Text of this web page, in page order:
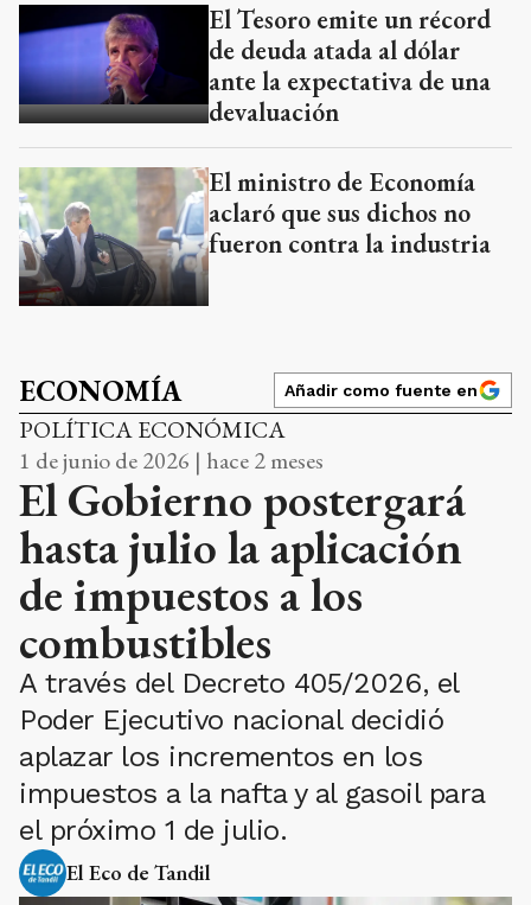
El Tesoro emite un récord
de deuda atada al dólar
ante la expectativa de una
devaluación
El ministro de Economía
aclaró que sus dichos no
fueron contra la industria
ECONOMÍA Añadir como fuente en
POLÍTICA ECONÓMICA
1 de junio de 2026 | hace 2 meses
El Gobierno postergará
hasta julio la aplicación
de impuestos a los
combustibles
A través del Decreto 405/2026, el
Poder Ejecutivo nacional decidió
aplazar los incrementos en los
impuestos a la nafta y al gasoil para
el próximo 1 de julio.
El Eco de Tandil